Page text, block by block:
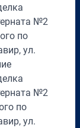
№2
по
ул.
№2
по
ул.